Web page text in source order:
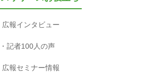
広報インタビュー
記者100人の声
広報セミナー情報